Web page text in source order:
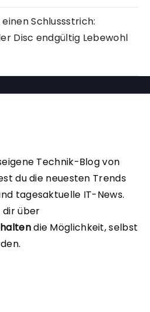
Schlussstrich:
Disc endgültig Lebewohl
Technik-Blog von
du die neuesten Trends
tagesaktuelle IT-News.
über
die Möglichkeit, selbst